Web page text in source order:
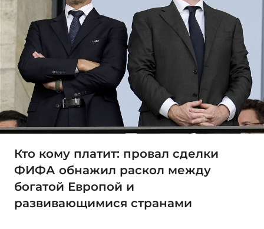
Кто кому платит: провал сделки
ФИФА обнажил раскол между
богатой Европой и
развивающимися странами